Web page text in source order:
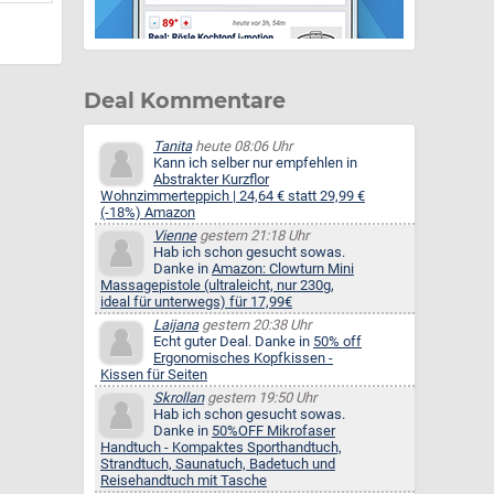
Deal Kommentare
Tanitaheute 08:06 Uhr
Kann ich selber nur empfehlen in
Abstrakter Kurzflor
Wohnzimmerteppich | 24,64 € statt 29,99 €
(-18%) Amazon
Viennegestern 21:18 Uhr
Hab ich schon gesucht sowas.
Danke in Amazon: Clowturn Mini
Massagepistole (ultraleicht, nur 230g,
ideal für unterwegs) für 17,99€
Laijanagestern 20:38 Uhr
Echt guter Deal. Danke in 50% off
Ergonomisches Kopfkissen -
Kissen für Seiten
Skrollangestern 19:50 Uhr
Hab ich schon gesucht sowas.
Danke in 50%OFF Mikrofaser
Handtuch - Kompaktes Sporthandtuch,
Strandtuch, Saunatuch, Badetuch und
Reisehandtuch mit Tasche